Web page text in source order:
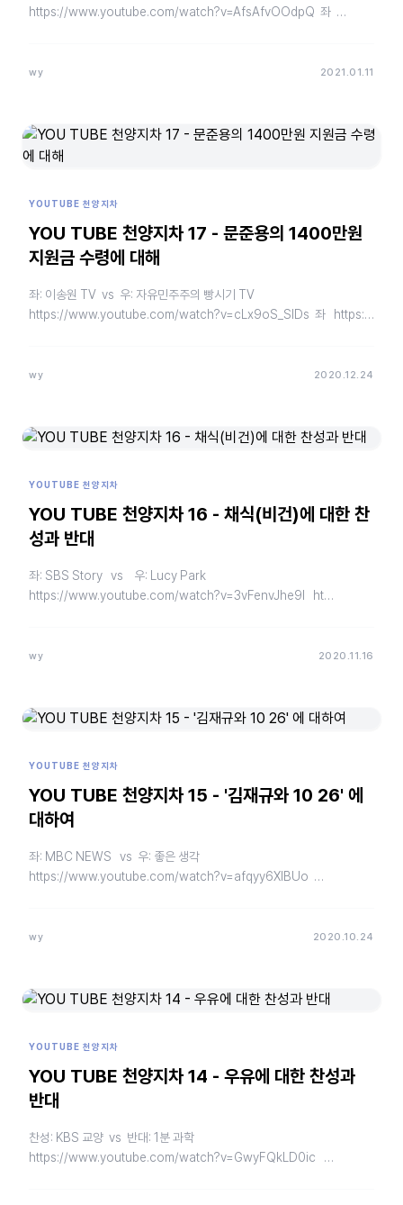
https://www.youtube.com/watch?v=AfsAfvOOdpQ 좌
wy 2021.01.11
YOUTUBE 천양지차
YOU TUBE 천양지차 17 - 문준용의 1400만원
지원금 수령에 대해
좌: 이송원 TV vs 우: 자유민주주의 빵시기 TV
https://www.youtube.com/watch?v=cLx9oS_SlDs 좌 https:…
wy 2020.12.24
YOUTUBE 천양지차
YOU TUBE 천양지차 16 - 채식(비건)에 대한 찬
성과 반대
좌: SBS Story vs 우: Lucy Park
https://www.youtube.com/watch?v=3vFenvJhe9I ht…
wy 2020.11.16
YOUTUBE 천양지차
YOU TUBE 천양지차 15 - '김재규와 10 26' 에
대하여
좌: MBC NEWS vs 우: 좋은 생각
https://www.youtube.com/watch?v=afqyy6XlBUo
wy 2020.10.24
YOUTUBE 천양지차
YOU TUBE 천양지차 14 - 우유에 대한 찬성과
반대
찬성: KBS 교양 vs 반대: 1분 과학
https://www.youtube.com/watch?v=GwyFQkLD0ic